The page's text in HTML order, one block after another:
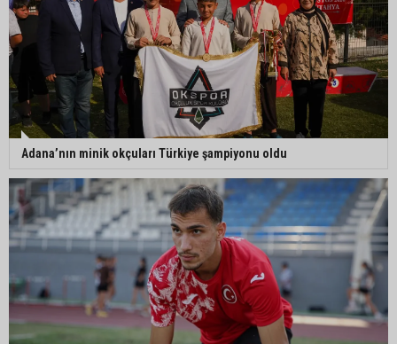
Adana’nın minik okçuları Türkiye şampiyonu oldu